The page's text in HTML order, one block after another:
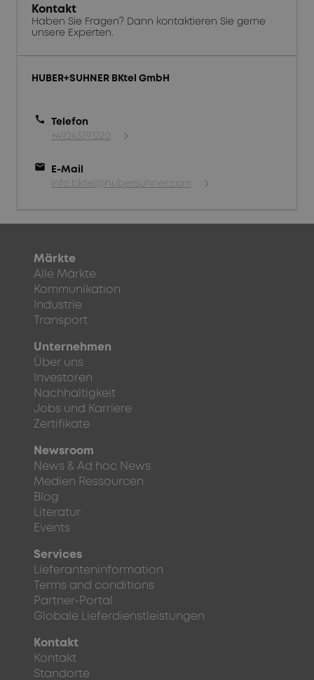
Kontakt
Haben Sie Fragen? Dann kontaktieren Sie gerne
unsere Experten.
HUBER+SUHNER BKtel GmbH
call
Telefon
+49243391220
mail
E-Mail
info.bktel@hubersuhner.com
Märkte
Alle Märkte
Kommunikation
Industrie
Transport
Unternehmen
Über uns
Investoren
Nachhaltigkeit
Jobs und Karriere
Zertifikate
Newsroom
News & Ad hoc News
Medien Ressourcen
Blog
Literatur
Events
Services
Lieferanteninformation
Terms and conditions
Partner-Portal
Globale Lieferdienstleistungen
Kontakt
Kontakt
Standorte